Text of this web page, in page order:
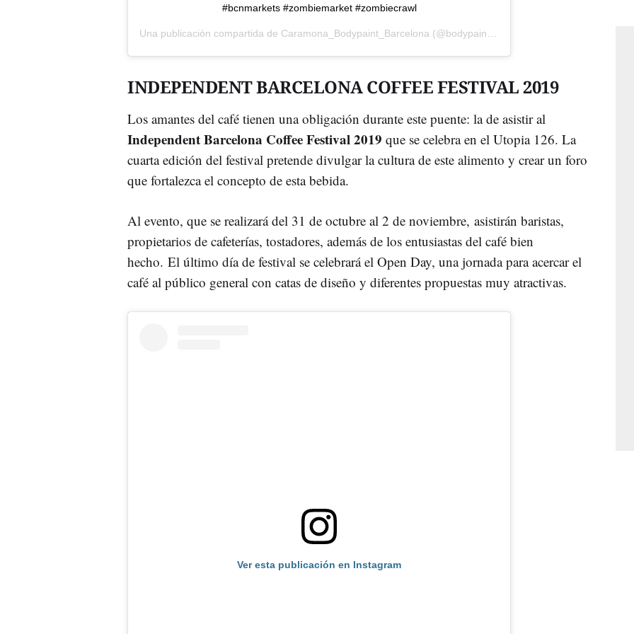
#bcnmarkets #zombiemarket #zombiecrawl
Una publicación compartida de Caramona_Bodypaint_Barcelona (@bodypaint_barcelona) el
INDEPENDENT BARCELONA COFFEE FESTIVAL 2019
Los amantes del café tienen una obligación durante este puente: la de asistir al
Independent Barcelona Coffee Festival 2019 que se celebra en el Utopia 126. La
cuarta edición del festival pretende divulgar la cultura de este alimento y crear un foro
que fortalezca el concepto de esta bebida.
Al evento, que se realizará del 31 de octubre al 2 de noviembre, asistirán baristas,
propietarios de cafeterías, tostadores, además de los entusiastas del café bien
hecho. El último día de festival se celebrará el Open Day, una jornada para acercar el
café al público general con catas de diseño y diferentes propuestas muy atractivas.
Ver esta publicación en Instagram